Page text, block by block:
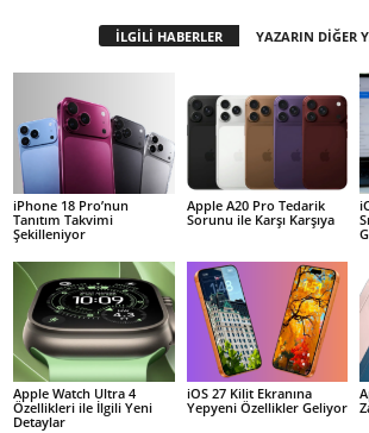
İLGİLİ HABERLER YAZARIN DİĞER
iPhone 18 Pro’nun
Tanıtım Takvimi
Şekilleniyor
Apple A20 Pro Tedarik
Sorunu ile Karşı Karşıya
Apple Watch Ultra 4
Özellikleri ile İlgili Yeni
Detaylar
iOS 27 Kilit Ekranına
Yepyeni Özellikler Geliyor